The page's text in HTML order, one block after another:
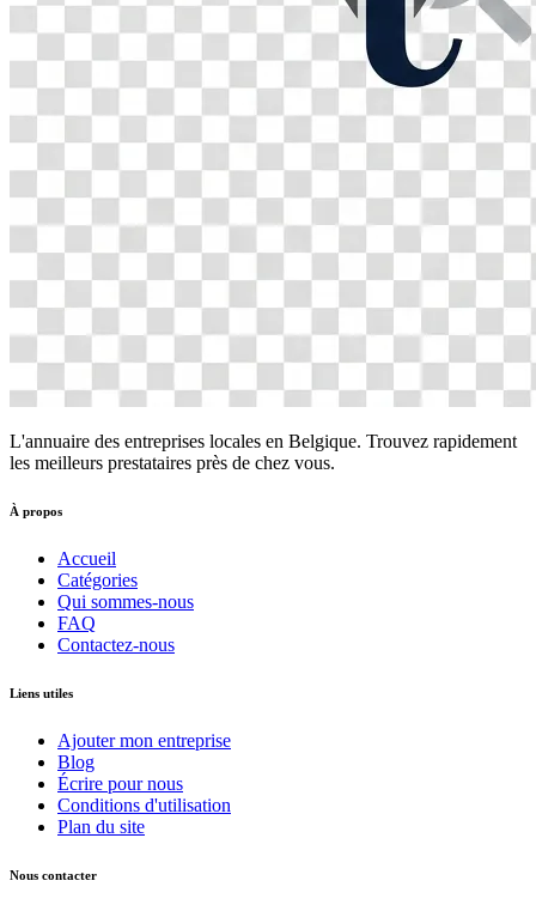
L'annuaire des entreprises locales en Belgique. Trouvez rapidement
les meilleurs prestataires près de chez vous.
À propos
Accueil
Catégories
Qui sommes-nous
FAQ
Contactez-nous
Liens utiles
Ajouter mon entreprise
Blog
Écrire pour nous
Conditions d'utilisation
Plan du site
Nous contacter